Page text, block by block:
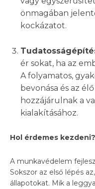
önmagában
kockázatot.
ér sokat, ha az
A folyamatos,
bevonása és az
hozzájárulnak a
kialakításához.
Hol érdemes kezdeni?
A munkavédelem
Sokszor az első lépés
állapotokat. Mik a